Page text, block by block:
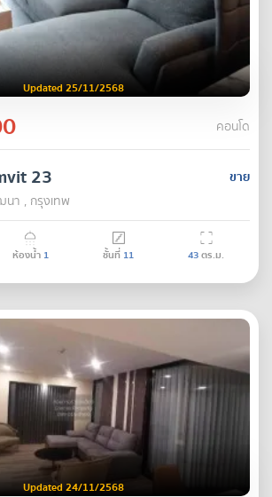
Updated 25/11/2568
คอนโด
ขาย
23
า , กรุงเทพ
ห้องน้ำ 1 ชั้นที่ 11 43ตร.ม.
Updated 24/11/2568